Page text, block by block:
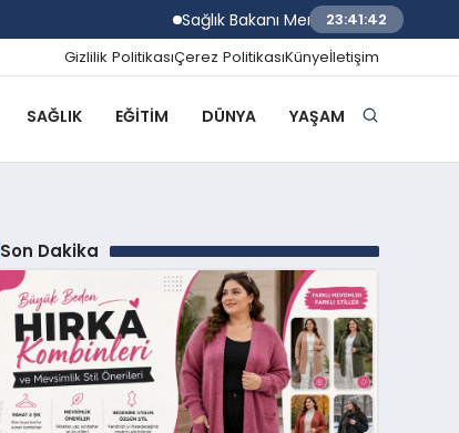
Sağlık Bakanı Memişoğlu Trabzon Şehir
23:41:43
Gizlilik PolitikasıÇerez PolitikasıKünyeİletişim
SAĞLIK EĞITIM DÜNYA YAŞAM
Son Dakika